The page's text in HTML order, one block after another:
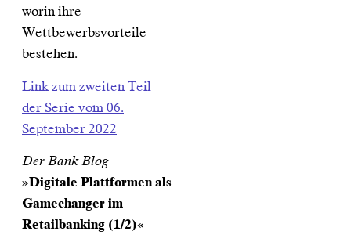
worin ihre
Wettbewerbsvorteile
bestehen.
Link zum zweiten Teil
der Serie vom 06.
September 2022
Der Bank Blog
»Digitale Plattformen als
Gamechanger im
Retailbanking (1/2)«